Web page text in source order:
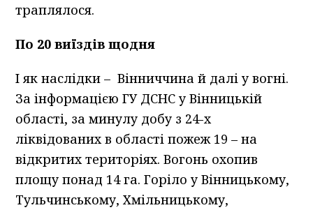
траплялося.
По 20 виїздів щодня
І як наслідки – Вінниччина й далі у вогні.
За інформацією ГУ ДСНС у Вінницькій
області, за минулу добу з 24-х
ліквідованих в області пожеж 19 – на
відкритих територіях. Вогонь охопив
площу понад 14 га. Горіло у Вінницькому,
Тульчинському, Хмільницькому,